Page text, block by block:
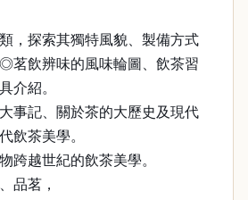
，探索其獨特風貌、製備方式
茗飲辨味的風味輪圖、飲茶習
介紹。
事記、關於茶的大歷史及現代
飲茶美學。
跨越世紀的飲茶美學。
品茗，